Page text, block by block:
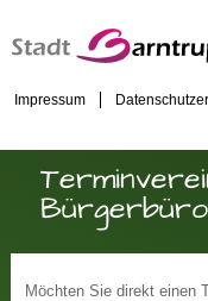
Impressum
Bürgerbüro
Möchten Sie direkt einen